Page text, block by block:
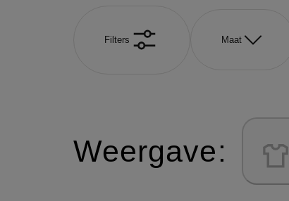
Filters Maat
Weergave: